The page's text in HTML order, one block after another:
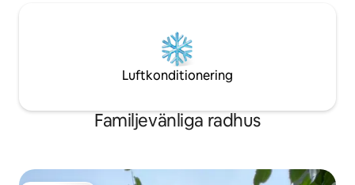
Luftkonditionering
Familjevänliga radhus